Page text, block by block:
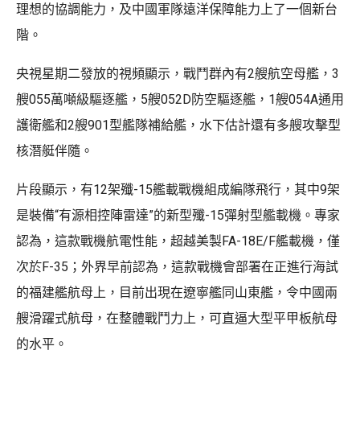
理想的協調能力，及中國軍隊遠洋保障能力上了一個新台
階。
央視星期二發放的視頻顯示，戰鬥群內有2艘航空母艦，3
艘055萬噸級驅逐艦，5艘052D防空驅逐艦，1艘054A通用
護衛艦和2艘901型艦隊補給艦，水下估計還有多艘攻擊型
核潛艇伴隨。
片段顯示，有12架殲-15艦載戰機組成編隊飛行，其中9架
是裝備“有源相控陣雷達”的新型殲-15彈射型艦載機。專家
認為，這款戰機航電性能，超越美製FA-18E/F艦載機，僅
次於F-35；外界早前認為，這款戰機會部署在正進行海試
的福建艦航母上，目前出現在遼寧艦同山東艦，令中國兩
艘滑躍式航母，在整體戰鬥力上，可直逼大型平甲板航母
的水平。